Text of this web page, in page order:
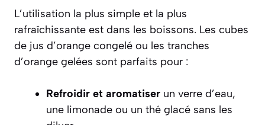
L’utilisation la plus simple et la plus
rafraîchissante est dans les boissons. Les cubes
de jus d’orange congelé ou les tranches
d’orange gelées sont parfaits pour :
Refroidir et aromatiser un verre d’eau,
une limonade ou un thé glacé sans les